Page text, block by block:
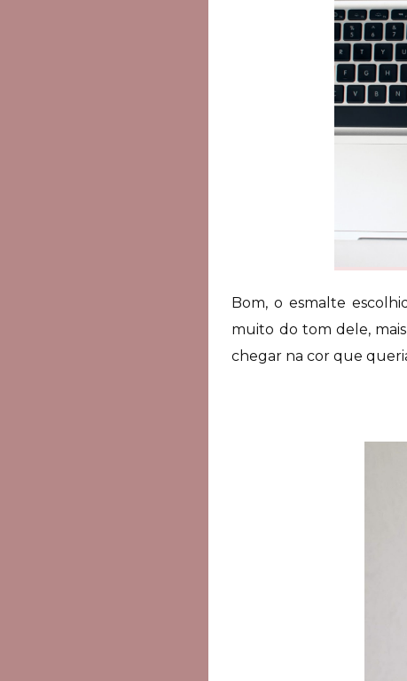
Bom, o esmalte
muito do tom dele,
chegar na cor que